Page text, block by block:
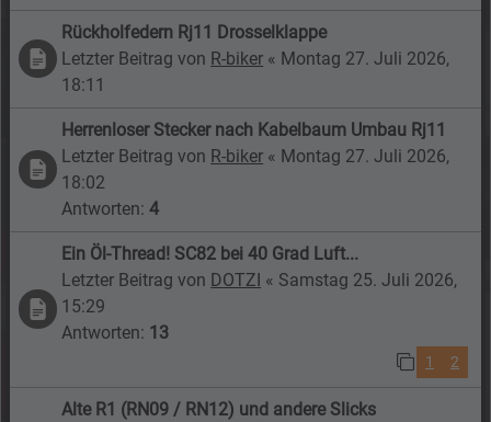
Rückholfedern Rj11 Drosselklappe
Letzter Beitrag von R-biker « Montag 27. Juli 2026,
18:11
Herrenloser Stecker nach Kabelbaum Umbau Rj11
Letzter Beitrag von R-biker « Montag 27. Juli 2026,
18:02
Antworten:4
Ein Öl-Thread! SC82 bei 40 Grad Luft...
Letzter Beitrag von DOTZI « Samstag 25. Juli 2026,
15:29
Antworten: 13
1 2
Alte R1 (RN09 / RN12) und andere Slicks